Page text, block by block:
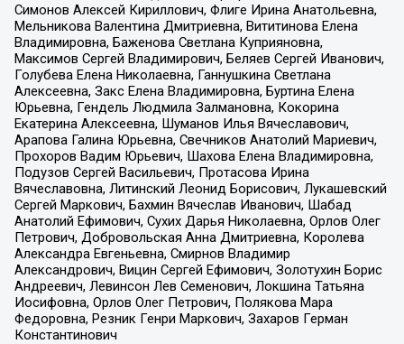
Симонов Алексей Кириллович, Флиге Ирина Анатольевна,
Мельникова Валентина Дмитриевна, Вититинова Елена
Владимировна, Баженова Светлана Куприяновна,
Максимов Сергей Владимирович, Беляев Сергей Иванович,
Голубева Елена Николаевна, Ганнушкина Светлана
Алексеевна, Закс Елена Владимировна, Буртина Елена
Юрьевна, Гендель Людмила Залмановна, Кокорина
Екатерина Алексеевна, Шуманов Илья Вячеславович,
Арапова Галина Юрьевна, Свечников Анатолий Мариевич,
Прохоров Вадим Юрьевич, Шахова Елена Владимировна,
Подузов Сергей Васильевич, Протасова Ирина
Вячеславовна, Литинский Леонид Борисович, Лукашевский
Сергей Маркович, Бахмин Вячеслав Иванович, Шабад
Анатолий Ефимович, Сухих Дарья Николаевна, Орлов Олег
Петрович, Добровольская Анна Дмитриевна, Королева
Александра Евгеньевна, Смирнов Владимир
Александрович, Вицин Сергей Ефимович, Золотухин Борис
Андреевич, Левинсон Лев Семенович, Локшина Татьяна
Иосифовна, Орлов Олег Петрович, Полякова Мара
Федоровна, Резник Генри Маркович, Захаров Герман
Константинович